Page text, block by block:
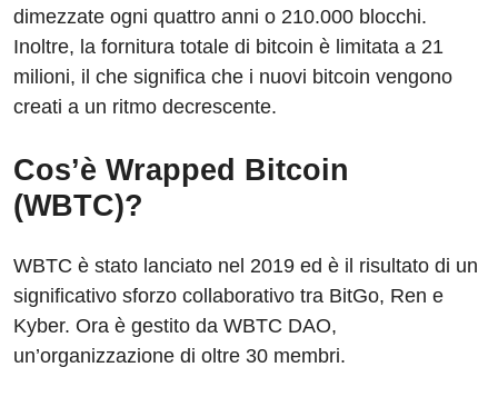
dimezzate ogni quattro anni o 210.000 blocchi.
Inoltre, la fornitura totale di bitcoin è limitata a 21
milioni, il che significa che i nuovi bitcoin vengono
creati a un ritmo decrescente.
Cos’è Wrapped Bitcoin
(WBTC)?
WBTC è stato lanciato nel 2019 ed è il risultato di un
significativo sforzo collaborativo tra BitGo, Ren e
Kyber. Ora è gestito da WBTC DAO,
un’organizzazione di oltre 30 membri.